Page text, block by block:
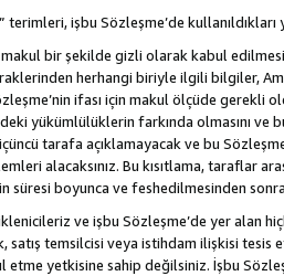
terimleri, işbu Sözleşme’de
bir şekilde gizli olarak kabul
herhangi biriyle ilgili bilgiler,
ifası için makul ölçüde gerekli
yükümlülüklerin farkında olmasını ve
tarafa açıklamayacak ve bu
alacaksınız. Bu kısıtlama, taraflar
süresi boyunca ve feshedilmesinden
ve işbu Sözleşme’de yer alan
satış temsilcisi veya istihdam ilişkisi
etme yetkisine sahip değilsiniz. İşbu